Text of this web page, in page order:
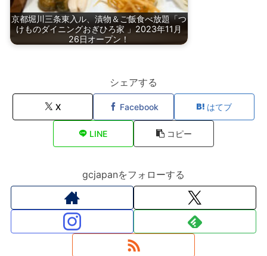
京都堀川三条東入ル、漬物＆ご飯食べ放題「つ
けものダイニングおぎひろ家 」2023年11月
26日オープン！
シェアする
X Facebook はてブ
LINE コピー
gcjapanをフォローする